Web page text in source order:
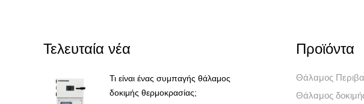
Τελευταία νέα
Τι είναι ένας συμπαγής θάλαμος
δοκιμής θερμοκρασίας;
Προϊόντα
Θάλαμος
Θάλαμος